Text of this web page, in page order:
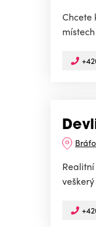
Chcete